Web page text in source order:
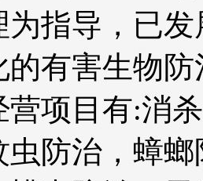
为指导，已
的有害生物
营项目有:消
虫防治，蟑